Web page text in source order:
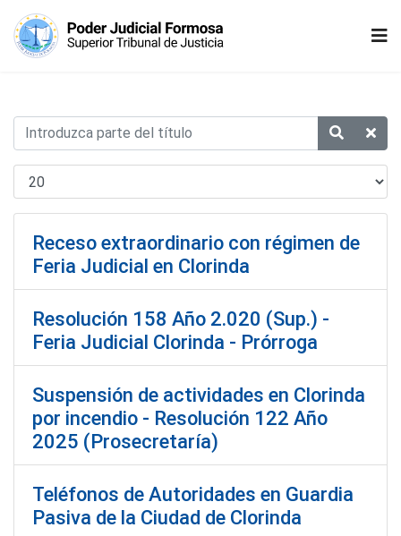
Receso extraordinario con régimen de
Feria Judicial en Clorinda
Resolución 158 Año 2.020 (Sup.) -
Feria Judicial Clorinda - Prórroga
Suspensión de actividades en Clorinda
por incendio - Resolución 122 Año
2025 (Prosecretaría)
Teléfonos de Autoridades en Guardia
Pasiva de la Ciudad de Clorinda